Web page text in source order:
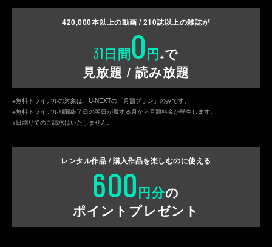
420,000本以上の動画 /210誌以上の雑誌が
31日間0円 ※で
見放題 / 読み放題
※無料トライアルの対象は、U-NEXTの「月額プラン」のみです。
※無料トライアル期間終了日の翌日が属する月から月額料金が発生します。
※日割りでのご請求はいたしません。
レンタル作品 / 購入作品を楽しむのに使える
600円分の
ポイントプレゼント